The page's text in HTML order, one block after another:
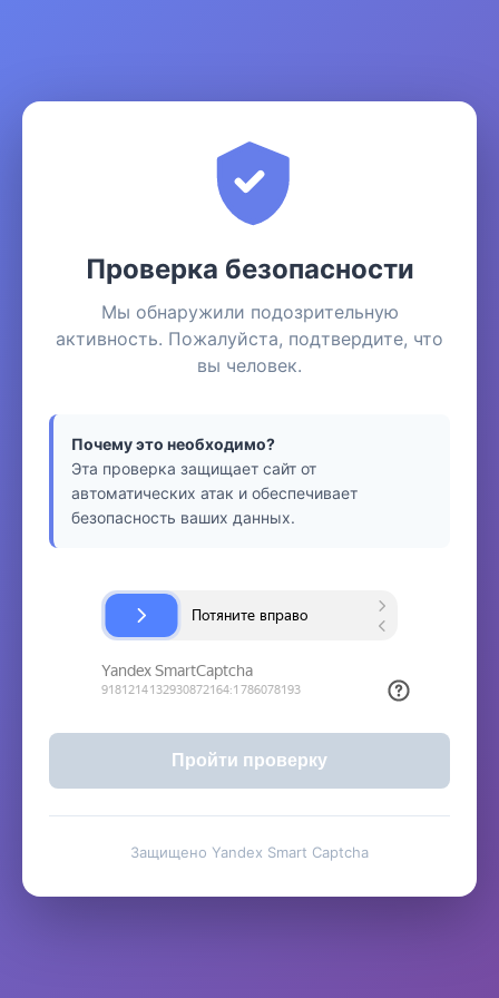
Проверка безопасности
Мы обнаружили подозрительную
активность. Пожалуйста, подтвердите, что
вы человек.
Почему это необходимо?
Эта проверка защищает сайт от
автоматических атак и обеспечивает
безопасность ваших данных.
Пройти проверку
Защищено Yandex Smart Captcha